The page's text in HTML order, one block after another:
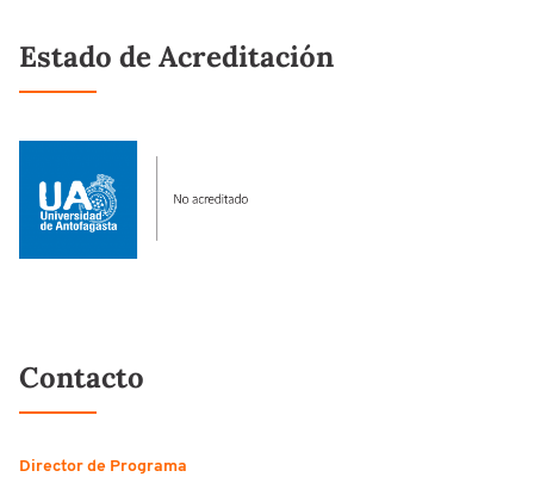
Estado de Acreditación
Contacto
Director de Programa